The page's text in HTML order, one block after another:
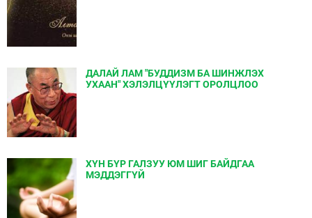
ДАЛАЙ ЛАМ "БУДДИЗМ БА ШИНЖЛЭХ
УХААН" ХЭЛЭЛЦҮҮЛЭГТ ОРОЛЦЛОО
ХҮН БҮР ГАЛЗУУ ЮМ ШИГ БАЙДГАА
МЭДДЭГГҮЙ